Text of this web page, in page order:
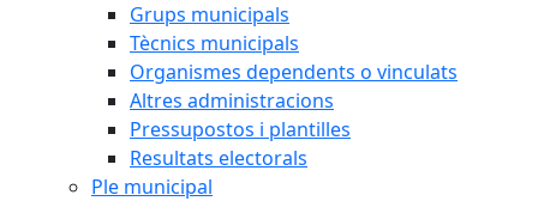
Grups municipals
Tècnics municipals
Organismes dependents o vinculats
Altres administracions
Pressupostos i plantilles
Resultats electorals
Ple municipal